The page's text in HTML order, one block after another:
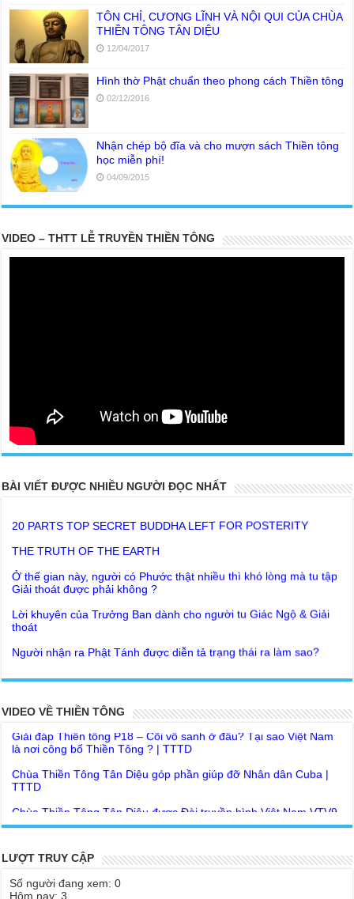
TÔN CHỈ, CƯƠNG LĨNH VÀ NỘI QUI CỦA CHÙA
THIỀN TÔNG TÂN DIỆU
12/04/2017
Hình thờ Phật chuẩn theo phong cách Thiền tông
02/12/2016
Nhận chép bộ đĩa và cho mượn sách Thiền tông
học miễn phí!
04/09/2015
VIDEO – THTT LỄ TRUYỀN THIỀN TÔNG
BÀI VIẾT ĐƯỢC NHIỀU NGƯỜI ĐỌC NHẤT
THE TRUTH OF THE EARTH
Ở thế gian này, người có Phước thật nhiều thì khó lòng mà tu tập
Giải thoát được phải không ?
Lời khuyên của Trưởng Ban dành cho người tu Giác Ngộ & Giải
Người nhận ra Phật Tánh được diễn tả trạng thái ra làm sao?
Đức Phật dạy về cách tạo Công Đức và Phước Đức
Như Lai dạy về Lời kỉnh nguyện trước khi ăn cơm
Bất lập văn tự, Giáo ngoại biệt truyền
Như Lai Thanh Tịnh Thiền, Thiền Tông và Tổ Sư thiền là sao?
Lục Diệu Pháp Môn
Tu theo Thiền tông phải bỏ hết sao?
Yếu chỉ Thiền tông, Bí mật Thiền tông là sao?
VIDEO VỀ THIỀN TÔNG
Giải đáp Thiền tông P19 - Ma Vương là ai? Cha để đức cho con?
Khoa học bế tắc về tìm nguồn gốc sự sống con người. Thầy
Giải đáp Thiền tông P18 – Cõi vô sanh ở đâu? Tại sao Việt Nam
Chùa Thiền Tông Tân Diệu góp phần giúp đỡ Nhân dân Cuba |
Chùa Thiền Tông Tân Diệu được Đài truyền hình Việt Nam VTV9
Chùa Thiền Tông Tân Diệu - Phóng sự "Gieo duyên giữa mùa lũ"
Chùa Thiền Tông Tân Diệu được Báo Đài Nghệ An đưa tin giúp
người dân vùng lũ | TTTD
LƯỢT TRUY CẬP
Số người đang xem: 0